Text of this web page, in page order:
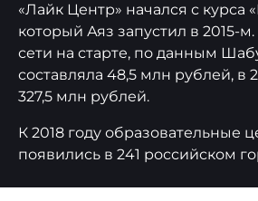
«Лайк Центр» начался с курса
который Аяз запустил в 2015-
сети на старте, по данным
составляла 48,5 млн рублей, в
327,5 млн рублей.
К 2018 году образовательные
появились в 241 российском